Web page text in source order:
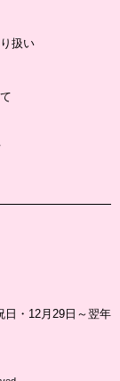
扱い
日・12月29日～翌年